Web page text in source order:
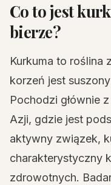
Co to jest
bierze?
Kurkuma to roślina
korzeń jest
Pochodzi głównie
Azji, gdzie jest
aktywny związek,
charakterystyczny
zdrowotnych.